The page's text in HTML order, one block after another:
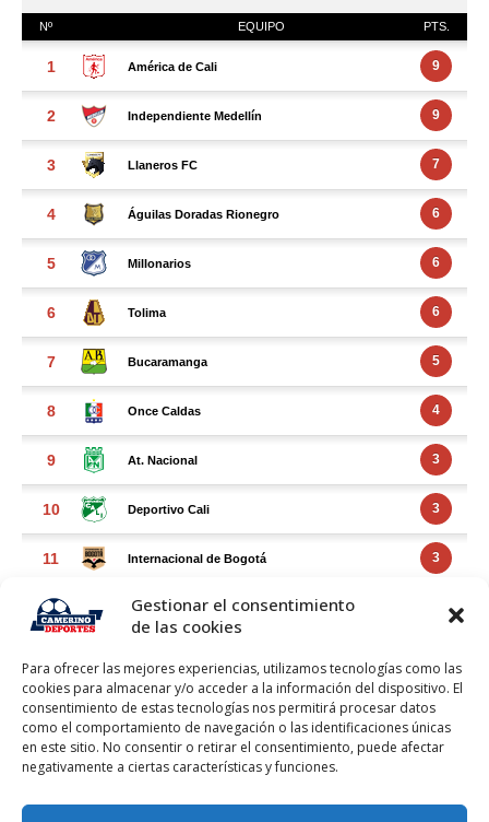
Gestionar el consentimiento
de las cookies
Para ofrecer las mejores experiencias, utilizamos tecnologías como las
cookies para almacenar y/o acceder a la información del dispositivo. El
consentimiento de estas tecnologías nos permitirá procesar datos
como el comportamiento de navegación o las identificaciones únicas
en este sitio. No consentir o retirar el consentimiento, puede afectar
negativamente a ciertas características y funciones.
FACEBOOK FEED